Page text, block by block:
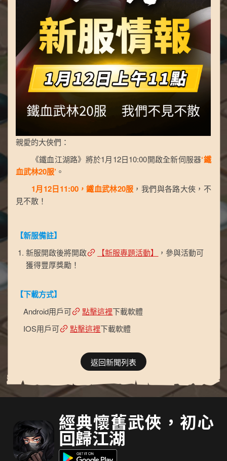
親愛的大俠們：
《鐵血江湖路》將於1月12日10:00開啟全新伺服器‘鐵
血武林20服’ 。
1月12日11:00，鐵血武林20服 ，我們與各路大俠，不
見不散！
【新服備註】
新服開啟後將開啟 【新服專題活動】
，參與活動可
獲得豐厚獎勵！
【下載方式】
Android用戶可 點擊這裡下載軟體
IOS用戶可
點擊這裡下載軟體
返回新聞列表
經典懷舊武俠，初心
回歸江湖